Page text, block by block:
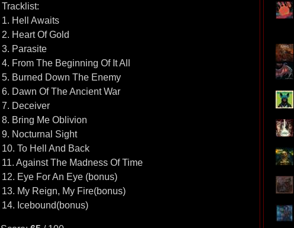
Tracklist:
1. Hell Awaits
2. Heart Of Gold
3. Parasite
4. From The Beginning Of It All
5. Burned Down The Enemy
6. Dawn Of The Ancient War
7. Deceiver
8. Bring Me Oblivion
9. Nocturnal Sight
10. To Hell And Back
11. Against The Madness Of Time
12. Eye For An Eye (bonus)
13. My Reign, My Fire(bonus)
14. Icebound(bonus)